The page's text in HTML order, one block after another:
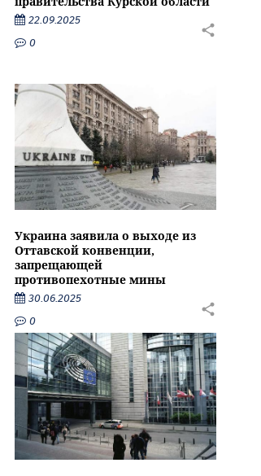
22.09.2025
0
Украина заявила о выходе из
Оттавской конвенции,
запрещающей
противопехотные мины
30.06.2025
0